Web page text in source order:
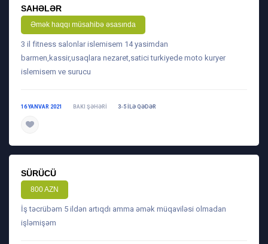
SAHƏLƏR
Əmək haqqı müsahibə əsasında
3 il fitness salonlar islemisem 14 yasimdan
barmen,kassir,usaqlara nezaret,satici turkiyede moto kuryer
islemisem ve surucu
16 YANVAR 2021 BAKI ŞƏHƏRI 3-5 ILƏ QƏDƏR
SÜRÜCÜ
800 AZN
İş təcrübəm 5 ildən artıqdı amma əmək müqaviləsi olmadan
işləmişəm